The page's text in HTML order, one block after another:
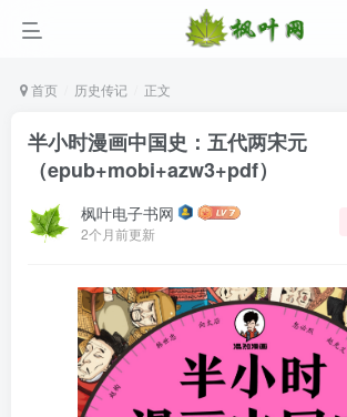
首页 历史传记 正文
半小时漫画中国史：五代两宋元
（epub+mobi+azw3+pdf）
枫叶电子书网
2个月前更新